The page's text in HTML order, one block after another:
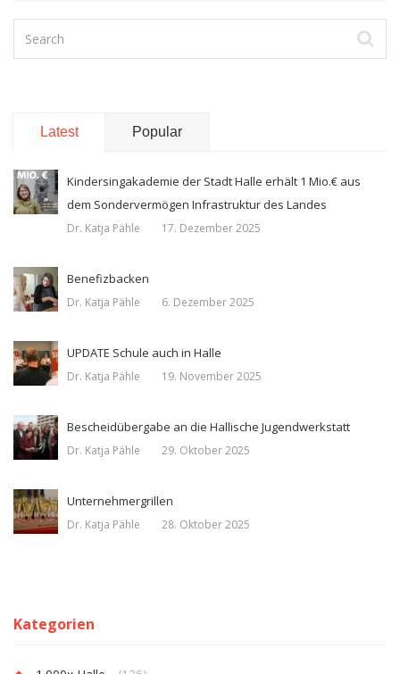
Latest Popular
Kindersingakademie der Stadt Halle erhält 1 Mio.€ aus
dem Sondervermögen Infrastruktur des Landes
Dr. Katja Pähle 17. Dezember 2025
Benefizbacken
Dr. Katja Pähle 6. Dezember 2025
UPDATE Schule auch in Halle
Dr. Katja Pähle 19. November 2025
Bescheidübergabe an die Hallische Jugendwerkstatt
Dr. Katja Pähle 29. Oktober 2025
Unternehmergrillen
Dr. Katja Pähle 28. Oktober 2025
Kategorien